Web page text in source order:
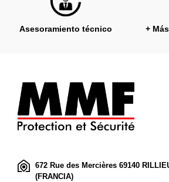
Asesoramiento técnico +
672 Rue des Mercières 69140
(FRANCIA)